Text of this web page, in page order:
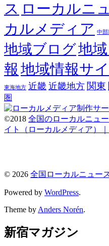
ス ローカルニ
カルメディア 中部
地域ブログ地
報 地域情報サ
東海地方 近畿 近畿地方 関東
圏
©2018 全国のローカルニュ
イト（ローカルメディア）
© 2026 全国ローカルニュー
Powered by WordPress.
Theme by Anders Norén.
新宿マガジン